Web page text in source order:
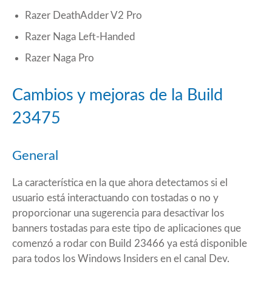
Razer DeathAdder V2 Pro
Razer Naga Left-Handed
Razer Naga Pro
Cambios y mejoras de la Build
23475
General
La característica en la que ahora detectamos si el
usuario está interactuando con tostadas o no y
proporcionar una sugerencia para desactivar los
banners tostadas para este tipo de aplicaciones que
comenzó a rodar con Build 23466 ya está disponible
para todos los Windows Insiders en el canal Dev.